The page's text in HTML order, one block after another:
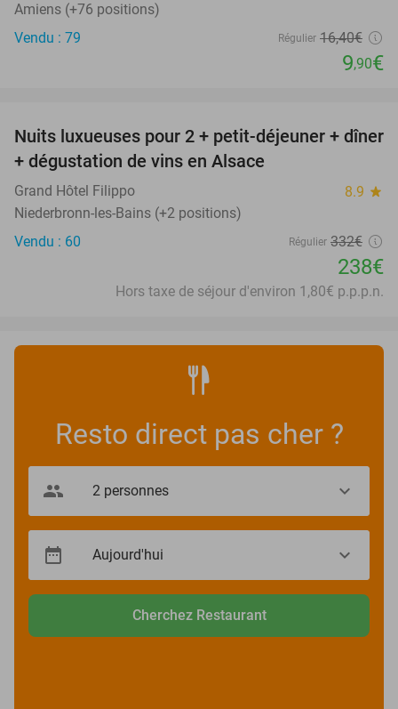
Amiens (+76 positions)
Vendu : 79
Régulier 16,40€
9,90€
28%
Nuits luxueuses pour 2 + petit-déjeuner + dîner
+ dégustation de vins en Alsace
Grand Hôtel Filippo 8.9 star
Niederbronn-les-Bains (+2 positions)
Vendu : 60
Régulier 332€
238€
Hors taxe de séjour d'environ 1,80€ p.p.p.n.
Resto direct pas cher ?
Cherchez Restaurant